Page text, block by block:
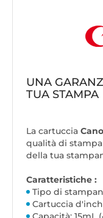
UNA
TUA STAMPA
La cartuccia
qualità di
della tua
Caratteristiche :
Tipo di
Cartuccia